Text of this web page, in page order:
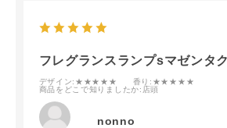
フレグランスランプsマゼンタ
デザイン:★★★★★ 香り :★★★★★
商品をどこで知りましたか:店頭
nonno